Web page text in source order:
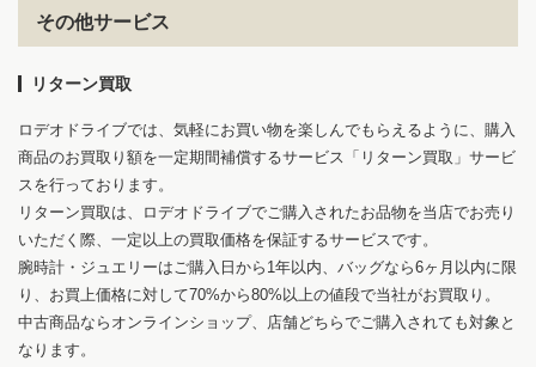
その他サービス
リターン買取
ロデオドライブでは、気軽にお買い物を楽しんでもらえるように、購入
商品のお買取り額を一定期間補償するサービス「リターン買取」サービ
スを行っております。
リターン買取は、ロデオドライブでご購入されたお品物を当店でお売り
いただく際、一定以上の買取価格を保証するサービスです。
腕時計・ジュエリーはご購入日から1年以内、バッグなら6ヶ月以内に限
り、お買上価格に対して70%から80%以上の値段で当社がお買取り。
中古商品ならオンラインショップ、店舗どちらでご購入されても対象と
なります。